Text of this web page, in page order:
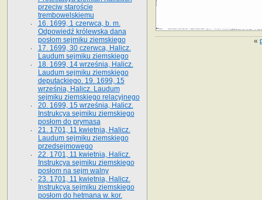
«
przeciw staroście
trembowelskiemu
16. 1699, 1 czerwca, b. m.
Odpowiedź królewska dana
posłom sejmiku ziemskiego
17. 1699, 30 czerwca, Halicz.
Laudum sejmiku ziemskiego
18. 1699, 14 września, Halicz.
Laudum sejmiku ziemskiego
deputackiego. 19. 1699, 15
września, Halicz. Laudum
sejmiku ziemskiego relacyjnego
20. 1699, 15 września, Halicz.
Instrukcya sejmiku ziemskiego
posłom do prymasa
21. 1701, 11 kwietnia, Halicz.
Laudum sejmiku ziemskiego
przedsejmowego
22. 1701, 11 kwietnia, Halicz.
Instrukcya sejmiku ziemskiego
posłom na sejm walny
23. 1701, 11 kwietnia, Halicz.
Instrukcya sejmiku ziemskiego
posłom do hetmana w. kor.